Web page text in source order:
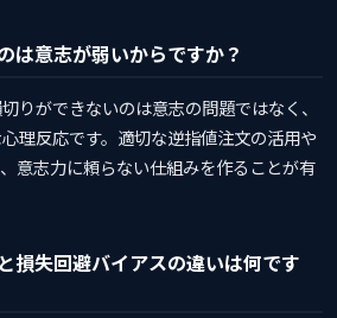
は意志が弱いからですか？
りができないのは意志の問題ではなく、
理反応です。適切な逆指値注文の活用や
意志力に頼らない仕組みを作ることが有
損失回避バイアスの違いは何です